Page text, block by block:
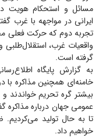
مسائل و استحکام هویت
ایرانی در مواجهه با غرب
تجربه دوم که حرکت فعلی
واقعیات غرب،
گرفته است.
به گزارش پایگاه
خامنه‌ای همچنین مذاکره
بیشتر گره تحریم خواندند و
عمومی جهان درباره مذاکره
تا به حال تولید می‌کردیم.
خواهیم داد.